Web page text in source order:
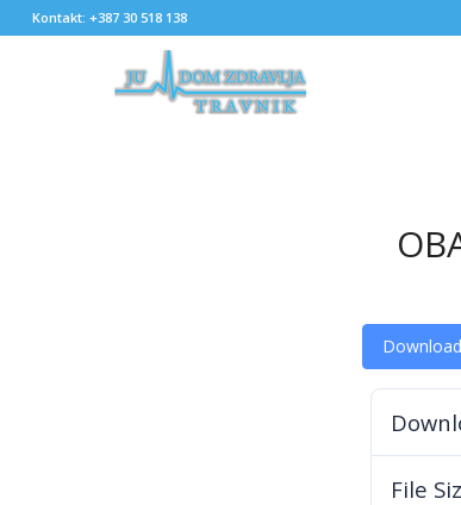
Kontakt: +387 30 518 138
Download
File